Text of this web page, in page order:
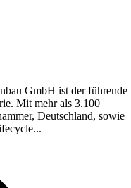
GmbH ist der führende
Mit mehr als 3.100
Deutschland, sowie